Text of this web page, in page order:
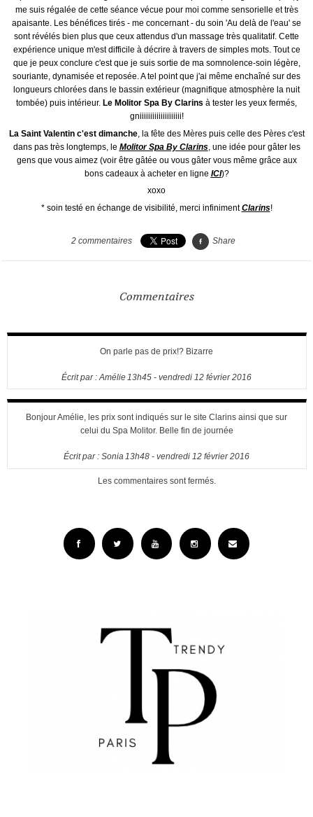
me suis régalée de cette séance vécue pour moi comme sensorielle et très
apaisante. Les bénéfices tirés - me concernant - du soin 'Au delà de l'eau' se
sont révélés bien plus que ceux attendus d'un massage très qualitatif. Cette
expérience unique m'est difficile à décrire à travers de simples mots. Tout ce
que je peux conclure c'est que je suis sortie de ma somnolence-soin légère,
souriante, dynamisée et reposée. A tel point que j'ai même enchaîné sur des
longueurs chlorées dans le bassin extérieur (magnifique atmosphère la nuit
tombée) puis intérieur. Le Molitor Spa By Clarins à tester les yeux fermés,
gniiiiiiiiiiiiiiiiiiii!
La Saint Valentin c'est dimanche, la fête des Mères puis celle des Pères c'est
dans pas très longtemps, le Molitor Spa By Clarins, une idée pour gâter les
gens que vous aimez (voir être gâtée ou vous gâter vous même grâce aux
bons cadeaux à acheter en ligne ICI)?
xoxo
* soin testé en échange de visibilité, merci infinimentClarins!
2 commentaires Share
Commentaires
On parle pas de prix!? Bizarre
Écrit par : Amélie 13h45- vendredi 12 février 2016
Bonjour Amélie, les prix sont indiqués sur le site Clarins ainsi que sur
celui du Spa Molitor. Belle fin de journée
Écrit par : Sonia13h48- vendredi 12 février 2016
Les commentaires sont fermés.